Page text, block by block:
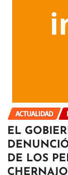
ACTUALIDAD
EL
DE LOS